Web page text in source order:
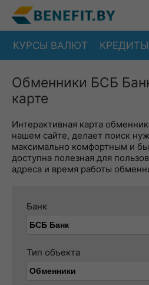
КУРСЫ ВАЛЮТ КРЕДИТЫ
Обменники БСБ
карте
Интерактивная карта
нашем сайте, делает поиск
максимально комфортным и
доступна полезная для
адреса и время работы
Банк
Тип объекта